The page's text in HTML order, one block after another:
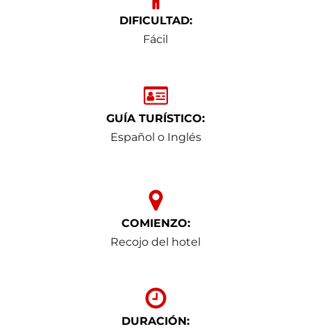
DIFICULTAD:
Fácil
GUÍA TURÍSTICO:
Español o Inglés
COMIENZO:
Recojo del hotel
DURACIÓN: